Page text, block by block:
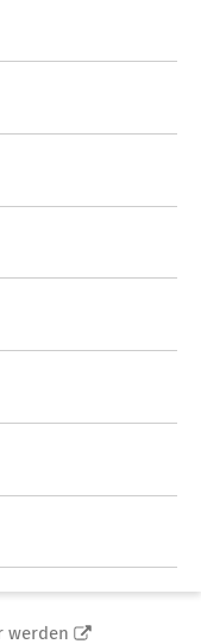
werden